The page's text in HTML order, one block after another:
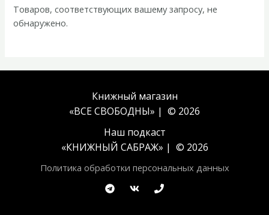
Товаров, соответствующих вашему запросу, не
обнаружено.
Книжный магазин
«ВСЕ СВОБОДНЫ» | © 2026
Наш подкаст
«КНИЖНЫЙ САБРАЖ» | © 2026
Политика обработки персональных данных